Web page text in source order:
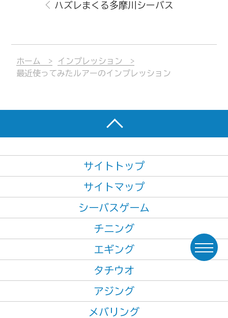
ハズレまくる多摩川シーバス
ホーム
インプレッション
最近使ってみたルアーのインプレッション
サイトトップ
サイトマップ
シーバスゲーム
チニング
エギング
タチウオ
アジング
メバリング